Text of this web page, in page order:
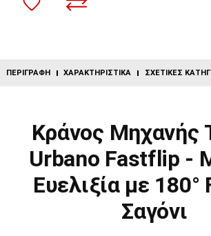
ΠΕΡΙΓΡΑΦΉ ΧΑΡΑΚΤΗΡΙΣΤΙΚΆ ΣΧΕΤΙΚΈΣ
Κράνος Μηχανής
Urbano Fastflip -
Ευελιξία με 180°
Σαγόνι